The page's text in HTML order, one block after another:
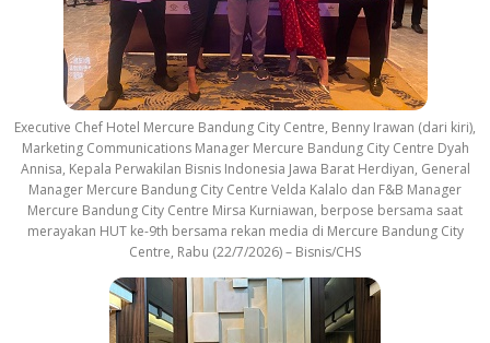
Executive Chef Hotel Mercure Bandung City Centre, Benny Irawan (dari kiri),
Marketing Communications Manager Mercure Bandung City Centre Dyah
Annisa, Kepala Perwakilan Bisnis Indonesia Jawa Barat Herdiyan, General
Manager Mercure Bandung City Centre Velda Kalalo dan F&B Manager
Mercure Bandung City Centre Mirsa Kurniawan, berpose bersama saat
merayakan HUT ke-9th bersama rekan media di Mercure Bandung City
Centre, Rabu (22/7/2026) – Bisnis/CHS